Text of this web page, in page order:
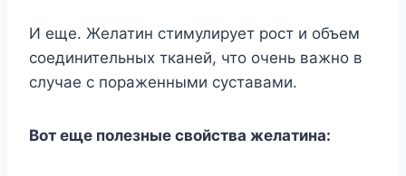
И еще. Желатин стимулирует рост и объем
соединительных тканей, что очень важно в
случае с пораженными суставами.
Вот еще полезные свойства желатина: